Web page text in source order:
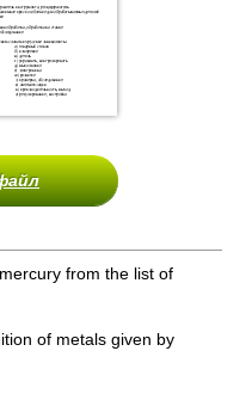
from the list of
of metals given by